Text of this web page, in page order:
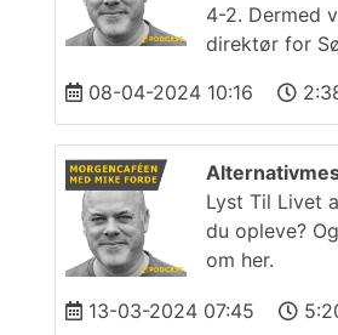
4-2. Dermed
direktør for
08-04-2024 10:16
Lyst Til Livet
du opleve?
om her.
13-03-2024 07:45